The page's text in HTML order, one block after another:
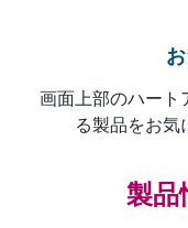
画面上部のハート
る製品をお気
製品